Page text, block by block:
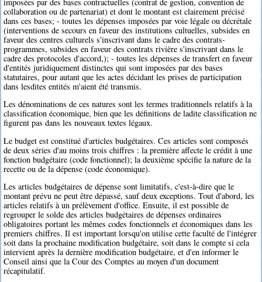
collaboration ou de partenariat) et dont le montant est clairement précisé
dans ces bases; - toutes les dépenses imposées par voie légale ou décrétale
(interventions de secours en faveur des institutions cultuelles, subsides en
faveur des centres culturels s'inscrivant dans le cadre des contrats-
programmes, subsides en faveur des contrats rivière s'inscrivant dans le
cadre des protocoles d'accord,); - toutes les dépenses de transfert en faveur
d'entités juridiquement distinctes qui sont imposées par des bases
statutaires, pour autant que les actes décidant les prises de participation
dans lesdites entités m'aient été transmis.
Les dénominations de ces natures sont les termes traditionnels relatifs à la
classification économique, bien que les définitions de ladite classification ne
figurent pas dans les nouveaux textes légaux.
Le budget est constitué d'articles budgétaires. Ces articles sont composés
de deux séries d'au moins trois chiffres : la première affecte le crédit à une
fonction budgétaire (code fonctionnel); la deuxième spécifie la nature de la
recette ou de la dépense (code économique).
Les articles budgétaires de dépense sont limitatifs, c'est-à-dire que le
montant prévu ne peut être dépassé, sauf deux exceptions. Tout d'abord, les
articles relatifs à un prélèvement d'office. Ensuite, il est possible de
regrouper le solde des articles budgétaires de dépenses ordinaires
obligatoires portant les mêmes codes fonctionnels et économiques dans les
premiers chiffres. Il est important lorsqu'on utilise cette faculté de l'intégrer
soit dans la prochaine modification budgétaire, soit dans le compte si cela
intervient après la dernière modification budgétaire, et d'en informer le
Conseil ainsi que la Cour des Comptes au moyen d'un document
récapitulatif.